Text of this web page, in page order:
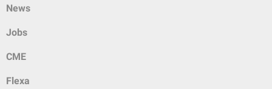
News
Jobs
CME
Flexa